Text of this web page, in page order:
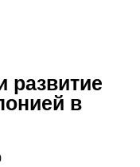
развитие
в